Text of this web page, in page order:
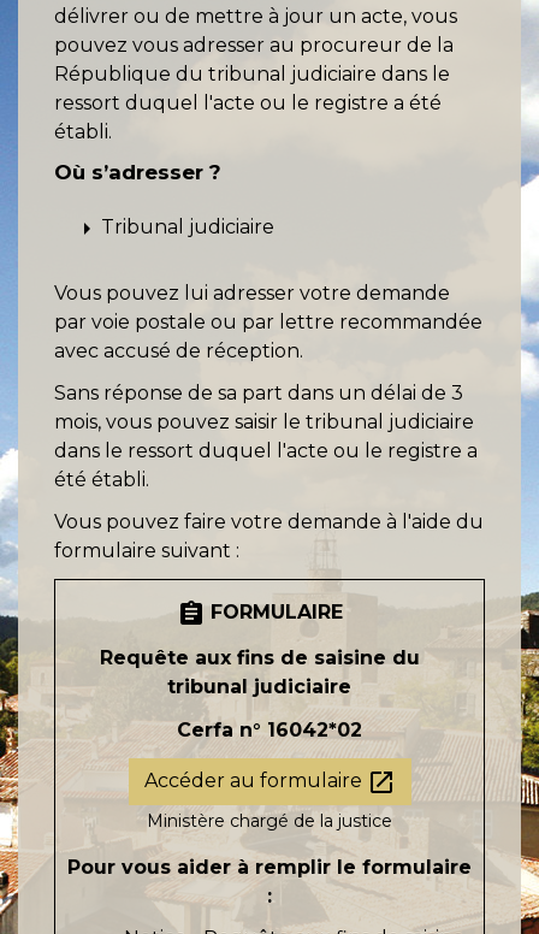
délivrer ou de mettre à jour un acte, vous
pouvez vous adresser au procureur de la
République du tribunal judiciaire dans le
ressort duquel l'acte ou le registre a été
établi.
Où s’adresser ?
arrow_right Tribunal judiciaire
Vous pouvez lui adresser votre demande
par voie postale ou par lettre recommandée
avec accusé de réception.
Sans réponse de sa part dans un délai de 3
mois, vous pouvez saisir le tribunal judiciaire
dans le ressort duquel l'acte ou le registre a
été établi.
Vous pouvez faire votre demande à l'aide du
formulaire suivant :
assignment FORMULAIRE
Requête aux fins de saisine du
tribunal judiciaire
Cerfa n° 16042*02
Accéder au formulaire open_in_new
Ministère chargé de la justice
Pour vous aider à remplir le formulaire
: